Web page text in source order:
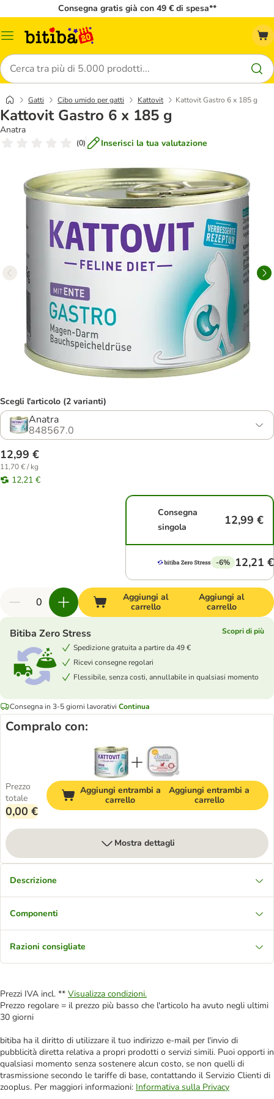
Consegna gratis già con 49 € di spesa**
Overview
Cerca
Gatti Cibo umido per gatti Kattovit Kattovit Gastro 6 x 185 g
Kattovit Gastro 6 x 185 g
Anatra
(0) Inserisci la tua valutazione
Scegli l'articolo (2 varianti)
Anatra
848567.0
12,99 €
11,70 € / kg
12,21 €
Consegna
singola
12,99 €
-6% 12,21 €
Aggiungi al
carrello
Aggiungi al
carrello
Bitiba Zero Stress
Scopri di più
Spedizione gratuita a partire da 49 €
Ricevi consegne regolari
Flessibile, senza costi, annullabile in qualsiasi momento
Consegna in 3-5 giorni lavorativi Continua
Compralo con:
Prezzo
totale
0,00 €
Aggiungi entrambi a
carrello
Aggiungi entrambi a
carrello
Mostra dettagli
Descrizione
Componenti
Razioni consigliate
Prezzi IVA incl. ** Visualizza condizioni.
Prezzo regolare = il prezzo più basso che l'articolo ha avuto negli ultimi
30 giorni
bitiba ha il diritto di utilizzare il tuo indirizzo e-mail per l'invio di
pubblicità diretta relativa a propri prodotti o servizi simili. Puoi opporti in
qualsiasi momento senza sostenere alcun costo, se non quelli di
trasmissione secondo le tariffe di base, contattando il Servizio Clienti di
zooplus. Per maggiori informazioni: Informativa sulla Privacy